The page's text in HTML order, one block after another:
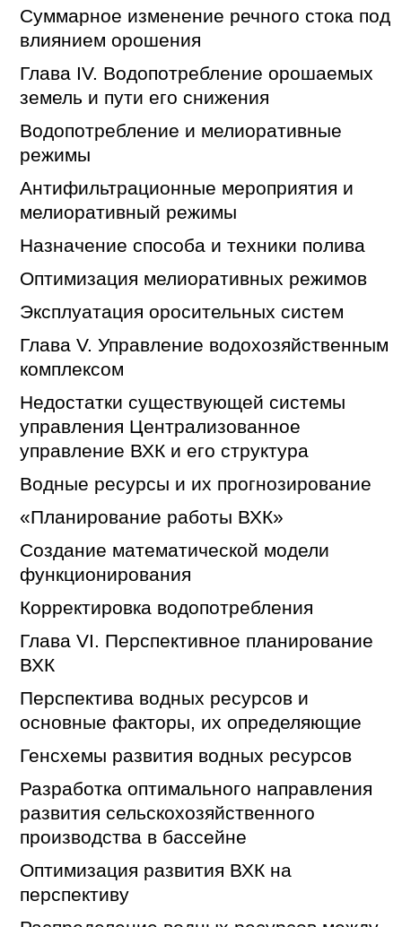
Суммарное изменение речного стока под
влиянием орошения
Глава IV. Водопотребление орошаемых
земель и пути его снижения
Водопотребление и мелиоративные
режимы
Антифильтрационные мероприятия и
мелиоративный режимы
Назначение способа и техники полива
Оптимизация мелиоративных режимов
Эксплуатация оросительных систем
Глава V. Управление водохозяйственным
комплексом
Недостатки существующей системы
управления Централизованное
управление ВХК и его структура
Водные ресурсы и их прогнозирование
«Планирование работы ВХК»
Создание математической модели
функционирования
Корректировка водопотребления
Глава VI. Перспективное планирование
ВХК
Перспектива водных ресурсов и
основные факторы, их определяющие
Генсхемы развития водных ресурсов
Разработка оптимального направления
развития сельскохозяйственного
производства в бассейне
Оптимизация развития ВХК на
перспективу